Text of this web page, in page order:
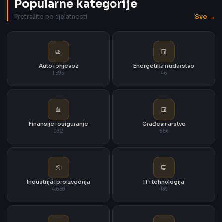
Popularne kategorije
Pretražite po djelatnosti Sve →
Auto i prijevoz
1.595
Energetika i rudarstvo
46
Finansije i osiguranje
232
Građevinarstvo
656
Industrija i proizvodnja
4.659
IT i tehnologija
139